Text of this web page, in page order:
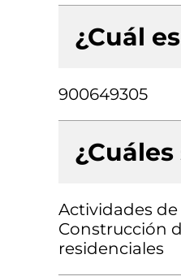
¿Cuál
900649305
Actividades
Construcción
residenciales